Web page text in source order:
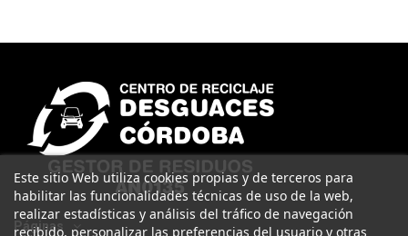
Páginas
Este sitio Web utiliza cookies propias y de terceros para
habilitar las funcionalidades técnicas de uso de la web,
realizar estadísticas y análisis del tráfico de navegación
recibido, personalizar las preferencias del usuario y otras